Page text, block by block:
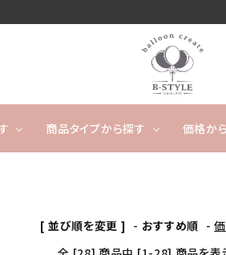
出産祝い
商品タイプから探す
タッセルバルーン
価格か
[ 並び順を変更 ] - おすすめ順 -